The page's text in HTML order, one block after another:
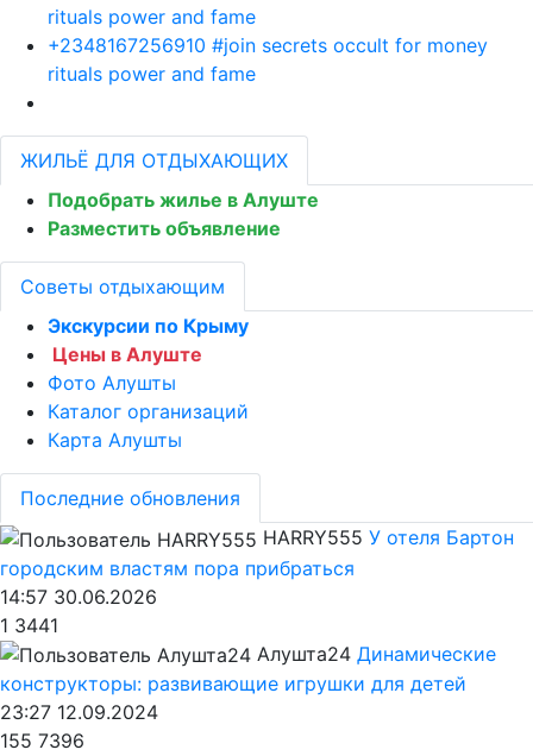
rituals power and fame
+2348167256910 #join secrets occult for money
rituals power and fame
ЖИЛЬЁ ДЛЯ ОТДЫХАЮЩИХ
Подобрать жилье в Алуште
Разместить объявление
Советы отдыхающим
Экскурсии по Крыму
Цены в Алуште
Фото Алушты
Каталог организаций
Карта Алушты
Последние обновления
HARRY555 У отеля Бартон
городским властям пора прибраться
14:57 30.06.2026
1 3441
Алушта24 Динамические
конструкторы: развивающие игрушки для детей
23:27 12.09.2024
155 7396